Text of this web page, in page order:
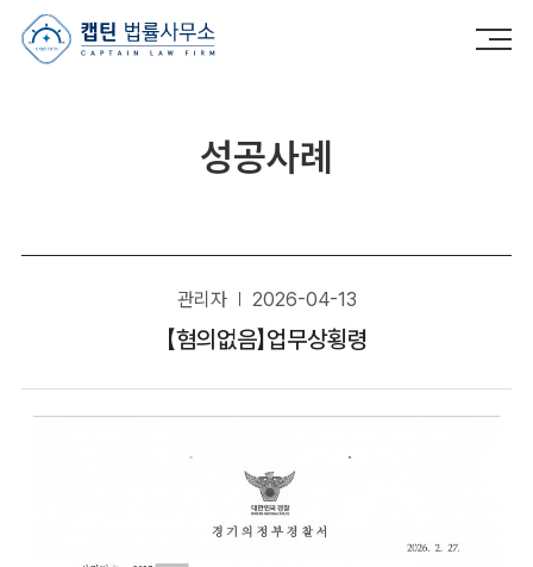
캡틴법률사무소
성공사례
관리자 2026-04-13
【혐의없음】업무상횡령